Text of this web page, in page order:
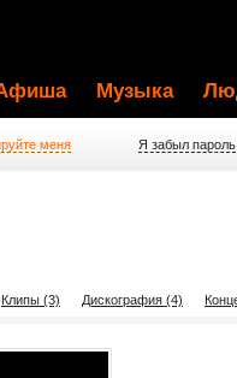
Музыка
меня Я забыл пароль
Клипы (3) Дискография (4)